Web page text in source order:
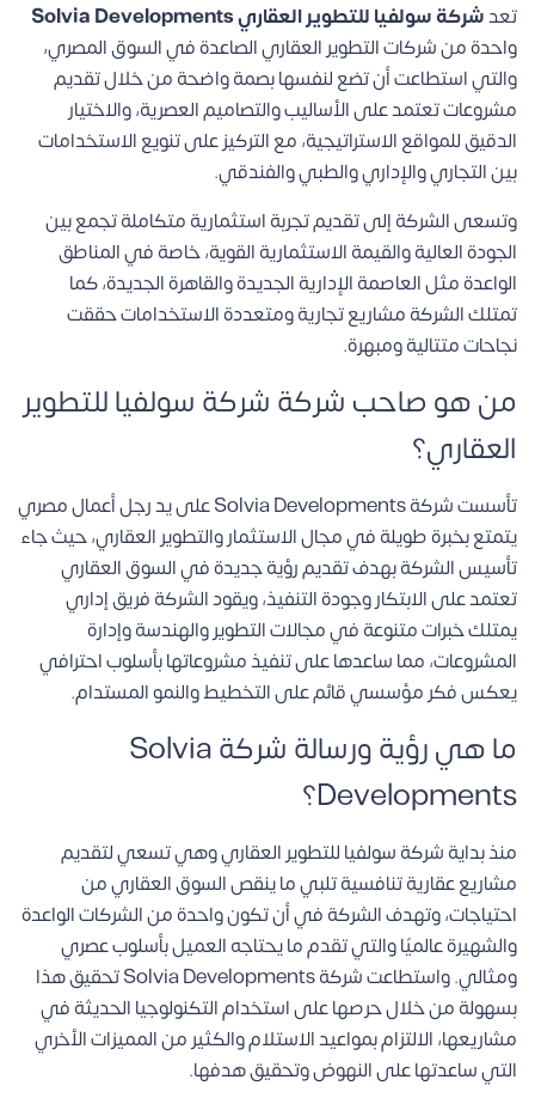
تعدشركة سولفيا للتطوير العقاري Solvia Developments
واحدة من شركات التطوير العقاري الصاعدة في السوق المصري،
والتي استطاعت أن تضع لنفسها بصمة واضحة من خلال تقديم
مشروعات تعتمد على الأساليب والتصاميم العصرية، والاختيار
الدقيق للمواقع الاستراتيجية، مع التركيز على تنويع الاستخدامات
بين التجاري والإداري والطبي والفندقي.
وتسعى الشركة إلى تقديم تجربة استثمارية متكاملة تجمع بين
الجودة العالية والقيمة الاستثمارية القوية، خاصة في المناطق
الواعدة مثل العاصمة الإدارية الجديدة والقاهرة الجديدة، كما
تمتلك الشركة مشاريع تجارية ومتعددة الاستخدامات حققت
نجاحات متتالية ومبهرة.
من هو صاحب شركة شركة سولفيا للتطوير
العقاري؟
تأسست شركة Solvia Developments على يد رجل أعمال مصري
يتمتع بخبرة طويلة في مجال الاستثمار والتطوير العقاري، حيث جاء
تأسيس الشركة بهدف تقديم رؤية جديدة في السوق العقاري
تعتمد على الابتكار وجودة التنفيذ، ويقود الشركة فريق إداري
يمتلك خبرات متنوعة في مجالات التطوير والهندسة وإدارة
المشروعات، مما ساعدها على تنفيذ مشروعاتها بأسلوب احترافي
يعكس فكر مؤسسي قائم على التخطيط والنمو المستدام.
ما هي رؤية ورسالة شركة Solvia
Developments؟
منذ بداية شركة سولفيا للتطوير العقاري وهي تسعي لتقديم
مشاريع عقارية تنافسية تلبي ما ينقص السوق العقاري من
احتياجات، وتهدف الشركة في أن تكون واحدة من الشركات الواعدة
والشهيرة عالميًا والتي تقدم ما يحتاجه العميل بأسلوب عصري
ومثالي. واستطاعت شركة Solvia Developments تحقيق هذا
بسهولة من خلال حرصها على استخدام التكنولوجيا الحديثة في
مشاريعها، الالتزام بمواعيد الاستلام والكثير من المميزات الأخري
التي ساعدتها على النهوض وتحقيق هدفها.